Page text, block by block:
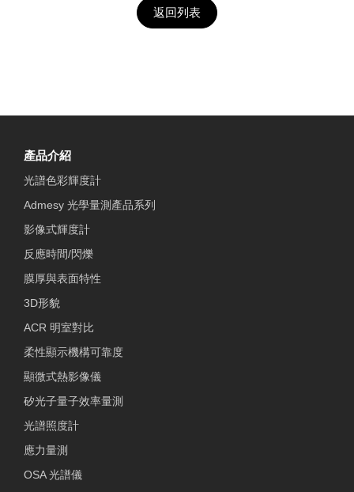
返回列表
產品介紹
光譜色彩輝度計
Admesy 光學量測產品系列
影像式輝度計
反應時間/閃爍
膜厚與表面特性
3D形貌
ACR 明室對比
柔性顯示機構可靠度
顯微式熱影像儀
矽光子量子效率量測
光譜照度計
應力量測
OSA 光譜儀